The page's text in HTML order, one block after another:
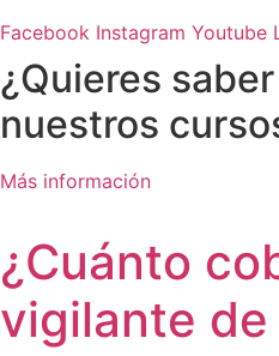
Facebook Instagram Youtube
¿Quieres
nuestros
Más información
¿Cuánto
vigilante